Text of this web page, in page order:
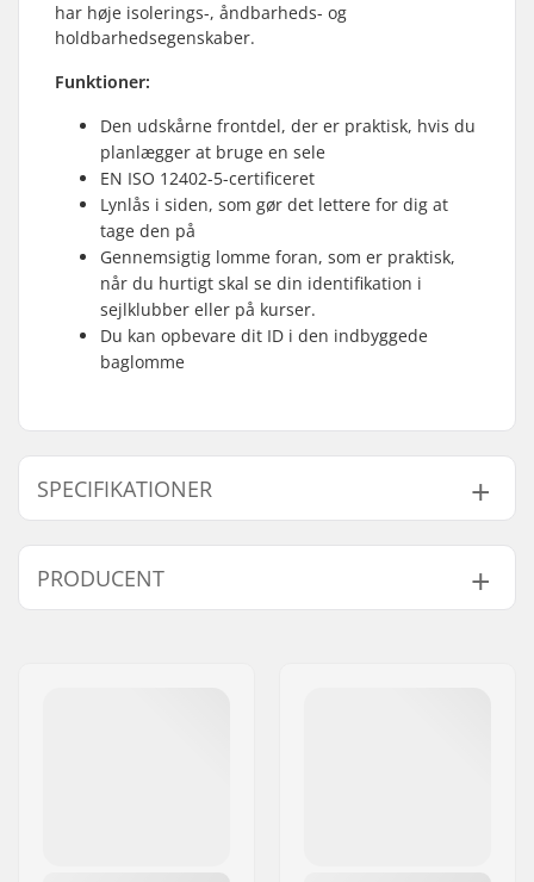
har høje isolerings-, åndbarheds- og
holdbarhedsegenskaber.
Funktioner:
Den udskårne frontdel, der er praktisk, hvis du
planlægger at bruge en sele
EN ISO 12402-5-certificeret
Lynlås i siden, som gør det lettere for dig at
tage den på
Gennemsigtig lomme foran, som er praktisk,
når du hurtigt skal se din identifikation i
sejlklubber eller på kurser.
Du kan opbevare dit ID i den indbyggede
baglomme
SPECIFIKATIONER
Vest-Certifikat: CE - 50N Godkendt
PRODUCENT